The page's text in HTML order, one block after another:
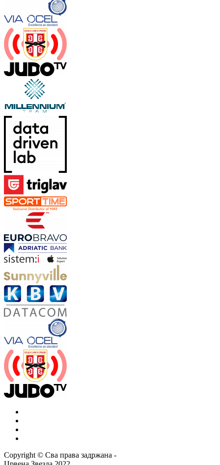
Copyright © Сва права задржана -